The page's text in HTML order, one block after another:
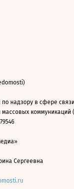
надзору в сфере
коммуникаций
Сергеевна